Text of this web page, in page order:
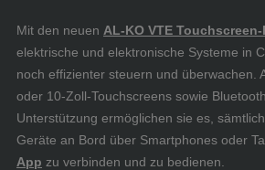
Mit den neuen AL-KO VTE Touchscreen-
elektrische und elektronische Systeme in
noch effizienter steuern und überwachen.
oder 10-Zoll-Touchscreens sowie
Unterstützung ermöglichen sie es,
Geräte an Bord über Smartphones oder
App zu verbinden und zu bedienen.